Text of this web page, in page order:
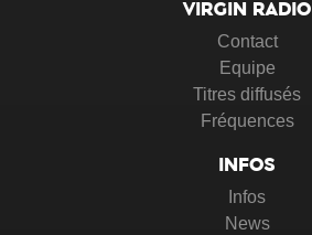
VIRGIN RADIO
Contact
Equipe
Titres diffusés
Fréquences
INFOS
Infos
News